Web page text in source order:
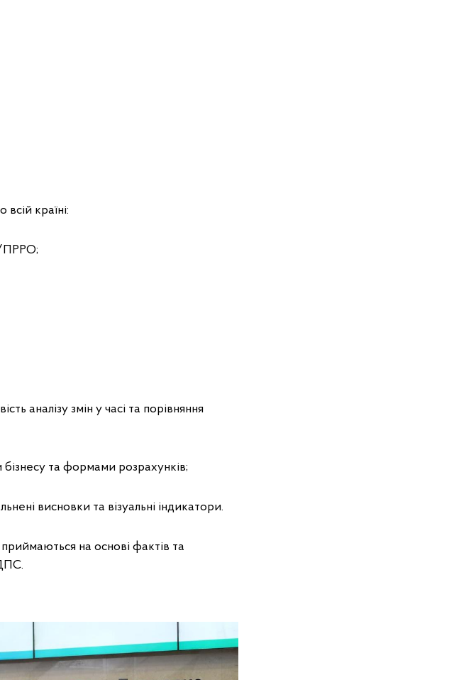
країні:
ПРРО;
аналізу змін у часі та порівняння
бізнесу та формами розрахунків;
висновки та візуальні індикатори.
на основі фактів та